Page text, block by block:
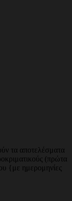
τα αποτελέσματα
(πρώτα
{με ημερομηνίες